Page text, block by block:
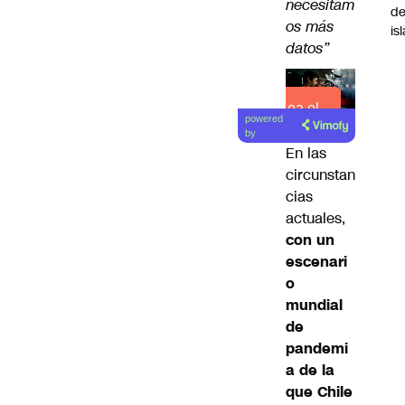
necesitam
os más
datos”
Lea el
artículo
powered
by
En las
circunstan
cias
actuales,
con un
escenari
o
mundial
de
pandemi
a de la
que Chile